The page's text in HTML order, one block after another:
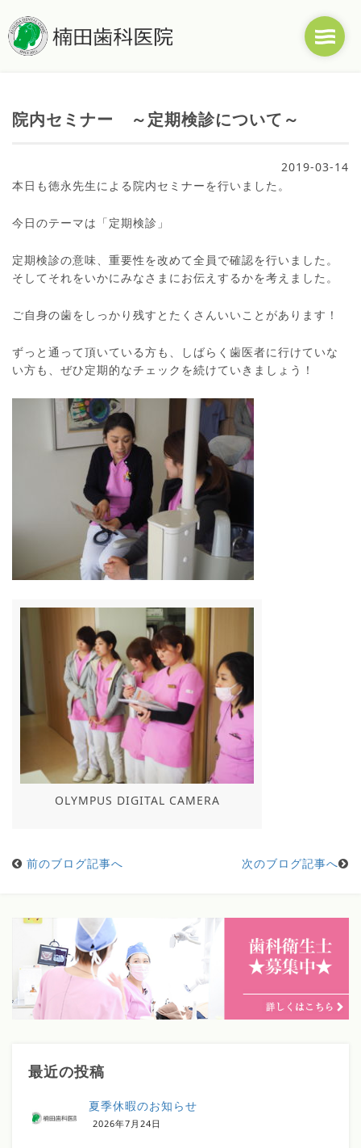
院内セミナー ～定期検診について～
2019-03-14
本日も徳永先生による院内セミナーを行いました。
今日のテーマは「定期検診」
定期検診の意味、重要性を改めて全員で確認を行いました。
そしてそれをいかにみなさまにお伝えするかを考えました。
ご自身の歯をしっかり残すとたくさんいいことがあります！
ずっと通って頂いている方も、しばらく歯医者に行けていな
い方も、ぜひ定期的なチェックを続けていきましょう！
OLYMPUS DIGITAL CAMERA
前のブログ記事へ 次のブログ記事へ
最近の投稿
夏季休暇のお知らせ
2026年7月24日